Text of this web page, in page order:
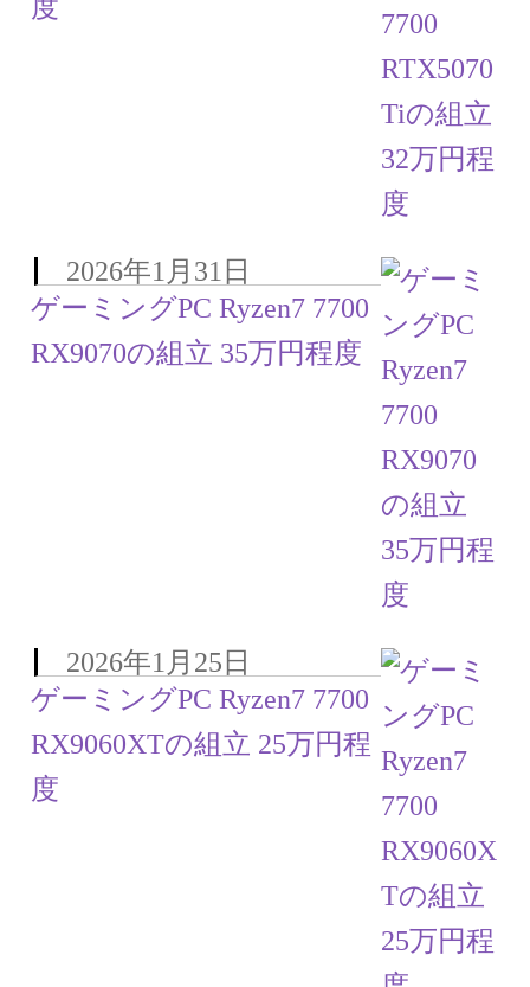
度
ゲーミングPC Ryzen7 7700
RX9070の組立 35万円程度
2026年1月31日
ゲーミングPC Ryzen7 7700
RX9060XTの組立 25万円程
度
2026年1月25日